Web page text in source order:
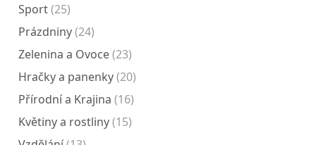
Sport(25)
Prázdniny(24)
Zelenina a Ovoce(23)
Hračky a panenky(20)
Přírodní a Krajina (16)
Květiny a rostliny(15)